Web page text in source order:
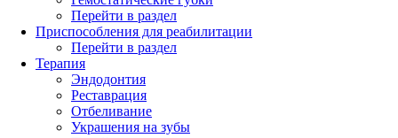
Перейти в раздел
Приспособления для реабилитации
Перейти в раздел
Терапия
Эндодонтия
Реставрация
Отбеливание
Украшения на зубы